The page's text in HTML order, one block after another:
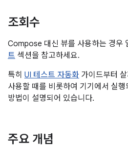
조회수
Compose 대신 뷰를 사용하는 경우
트 섹션을 참고하세요.
특히 UI 테스트 자동화 가이드부터
사용할 때를 비롯하여 기기에서 실
방법이 설명되어 있습니다.
주요 개념